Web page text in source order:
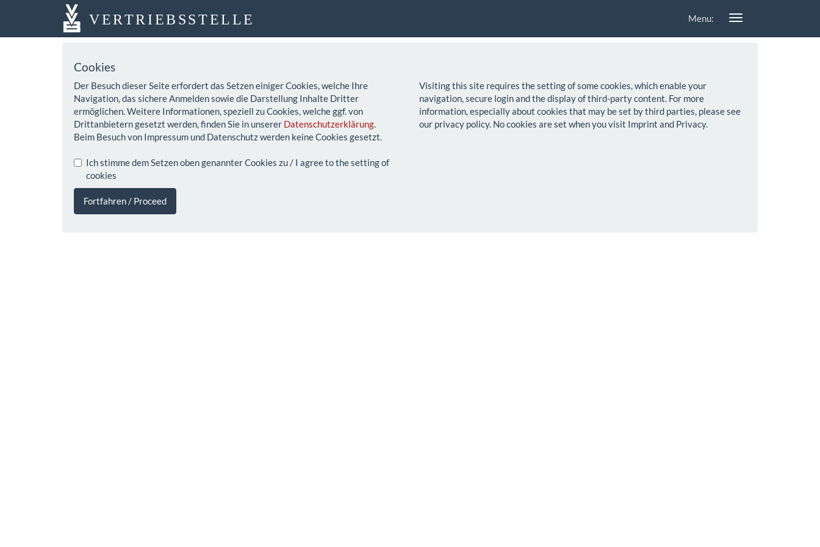
VERTRIEBSSTELLE Menu:
Cookies
Der Besuch dieser Seite erfordert das Setzen einiger Cookies, welche Ihre
Navigation, das sichere Anmelden sowie die Darstellung Inhalte Dritter
ermöglichen. Weitere Informationen, speziell zu Cookies, welche ggf. von
Drittanbietern gesetzt werden, finden Sie in unserer Datenschutzerklärung.
Beim Besuch von Impressum und Datenschutz werden keine Cookies gesetzt.
Ich stimme dem Setzen oben genannter Cookies zu / I agree to the setting of
cookies
Fortfahren / Proceed
Visiting this site requires the setting of some cookies, which enable your
navigation, secure login and the display of third-party content. For more
information, especially about cookies that may be set by third parties, please see
our privacy policy. No cookies are set when you visit Imprint and Privacy.